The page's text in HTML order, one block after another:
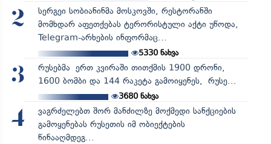
2
სერგეი სობიანინმა მოსკოვში, რესტორანში
მომხდარ აფეთქებას ტერორისტული აქტი უწოდა,
Telegram-არხების ინფორმაც...
5330ნახვა
3
რუსებმა ერთ კვირაში თითქმის 1900 დრონი,
1600 ბომბი და 144 რაკეტა გამოიყენეს, რუსე...
3680ნახვა
4
ვაგრძელებთ შორ მანძილზე მოქმედი სანქციების
გამოყენებას რუსეთის იმ ობიექტების
წინააღმდეგ...